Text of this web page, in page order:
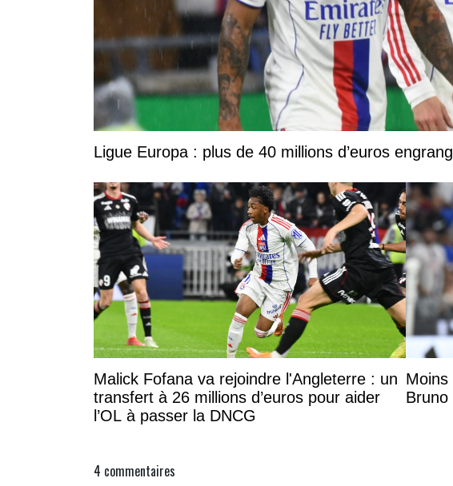
Ligue Europa : plus de 40 millions d’euros
Malick Fofana va rejoindre l'Angleterre : un
transfert à 26 millions d’euros pour aider
l’OL à passer la DNCG
4 commentaires